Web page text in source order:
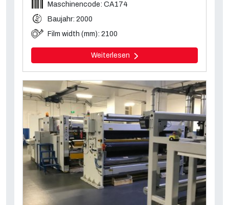
Maschinencode: CA174
Baujahr: 2000
Film width (mm): 2100
Weiterlesen